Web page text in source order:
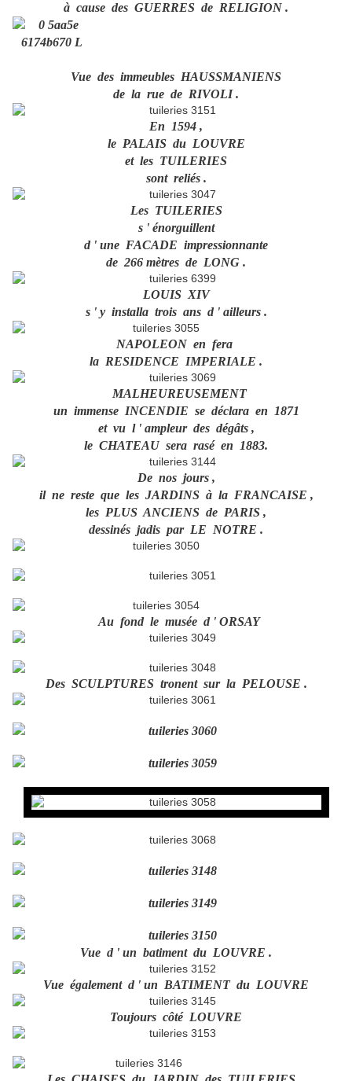
à cause des GUERRES de RELIGION .
Vue des immeubles HAUSSMANIENS
de la rue de RIVOLI .
En 1594 ,
le PALAIS du LOUVRE
et les TUILERIES
sont reliés .
Les TUILERIES
s ' énorguillent
d ' une FACADE impressionnante
de 266 mètres de LONG .
LOUIS XIV
s ' y installa trois ans d ' ailleurs .
NAPOLEON en fera
la RESIDENCE IMPERIALE .
MALHEUREUSEMENT
un immense INCENDIE se déclara en 1871
et vu l ' ampleur des dégâts ,
le CHATEAU sera rasé en 1883.
De nos jours ,
il ne reste que les JARDINS à la FRANCAISE ,
les PLUS ANCIENS de PARIS ,
dessinés jadis par LE NOTRE .
Au fond le musée d ' ORSAY
Des SCULPTURES tronent sur la PELOUSE .
Vue d ' un batiment du LOUVRE .
Vue également d ' un BATIMENT du LOUVRE
Toujours côté LOUVRE